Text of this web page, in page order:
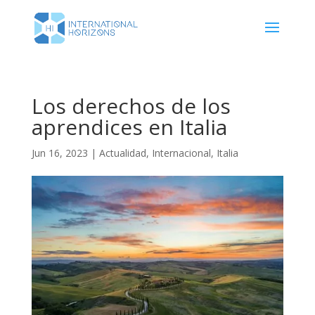
Los derechos de los
aprendices en Italia
Jun 16, 2023 | Actualidad, Internacional, Italia